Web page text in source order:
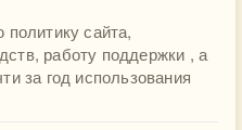
сайта,
работу поддержки , а
за год использования